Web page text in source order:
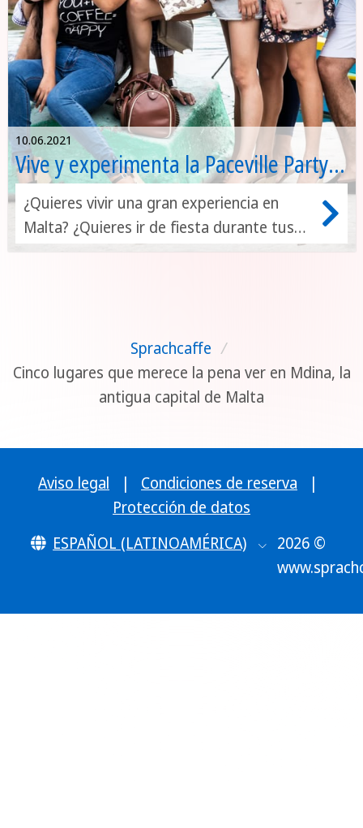
10.06.2021
Vive y experimenta la Paceville Party
de Malta
¿Quieres vivir una gran experiencia en
Malta? ¿Quieres ir de fiesta durante tus
vacaciones? Paceville es el lugar para ti.
disfrutarás de la Paceville Party. A
continuación, puedes encontrar nuestros
consejos de viaje de Paceville. ¡Diviértete y
Sprachcaffe /
Cinco lugares que merece la pena ver en Mdina, la
antigua capital de Malta
Aviso legal | Condiciones de reserva
|
Protección de datos
ESPAÑOL (LATINOAMÉRICA)
2026 ©